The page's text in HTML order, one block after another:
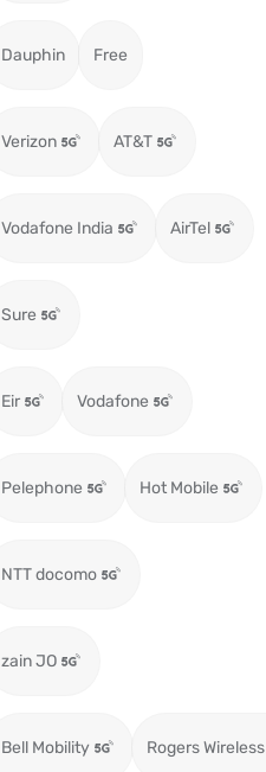
Dauphin Free
Verizon AT&T
Vodafone India AirTel
Sure
Eir Vodafone
Pelephone Hot Mobile
NTT docomo
zain JO
Bell Mobility Rogers Wireless